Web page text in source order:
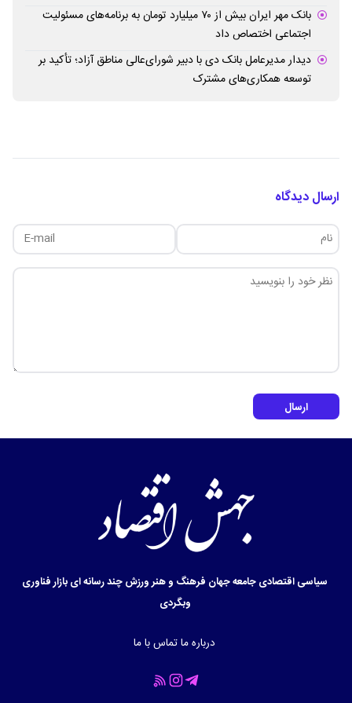
بانک مهر ایران بیش از ۷۰ میلیارد تومان به برنامه‌های مسئولیت
اجتماعی اختصاص داد
دیدار مدیرعامل بانک دی با دبیر شورای‌عالی مناطق آزاد؛ تأکید بر
توسعه همکاری‌های مشترک
ارسال دیدگاه
ارسال
سیاسیاقتصادیجامعهجهان فرهنگ و هنرورزشچند رسانه ایبازارفناوری
وبگردی
درباره ماتماس با ما